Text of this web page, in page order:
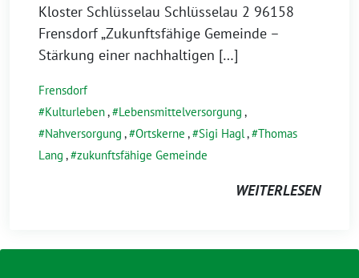
J
a
n
a
r
2
0
Kloster Schlüsselau Schlüsselau 2 96158
Frensdorf „Zukunftsfähige Gemeinde –
Stärkung einer nachhaltigen […]
Frensdorf
Kulturleben, Lebensmittelversorgung ,
Nahversorgung , Ortskerne , Sigi Hagl, Thomas
Lang , zukunftsfähige Gemeinde
WEITERLESEN